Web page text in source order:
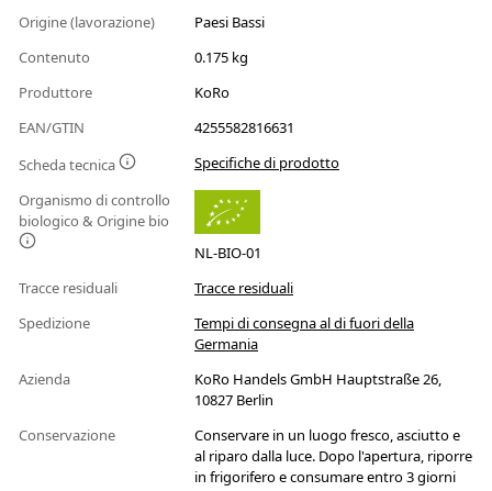
Origine (lavorazione)
Paesi Bassi
Contenuto
0.175 kg
Produttore
KoRo
EAN/GTIN
4255582816631
Scheda tecnica
Specifiche di prodotto
Organismo di controllo
biologico & Origine bio
NL-BIO-01
Tracce residuali
Tracce residuali
Spedizione
Tempi di consegna al di fuori della
Germania
Azienda
KoRo Handels GmbH Hauptstraße 26,
10827 Berlin
Conservazione
Conservare in un luogo fresco, asciutto e
al riparo dalla luce. Dopo l'apertura, riporre
in frigorifero e consumare entro 3 giorni